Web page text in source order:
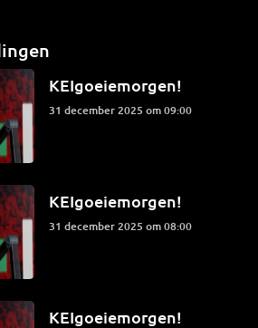
KEIgoeiemorgen!
31 december 2025 om 09:00
KEIgoeiemorgen!
31 december 2025 om 08:00
KEIgoeiemorgen!